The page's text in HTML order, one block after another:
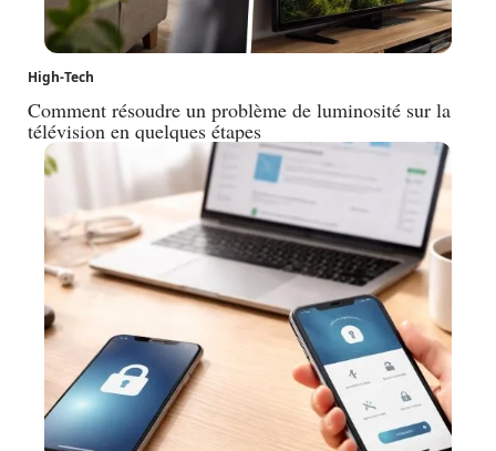
High-Tech
Comment résoudre un problème de luminosité sur la
télévision en quelques étapes